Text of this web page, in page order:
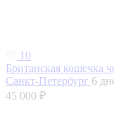
10
Британская кошечка
Санкт-Петербург 6
45 000 ₽